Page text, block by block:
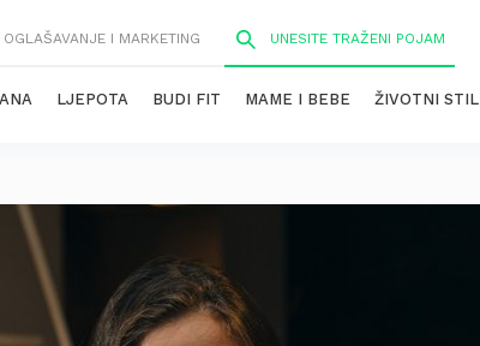
OGLAŠAVANJE I MARKETING
LJEPOTA BUDI FIT MAME I BEBE ŽIVOTNI STIL